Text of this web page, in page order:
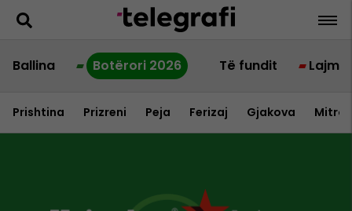
Ballina Botërori 2026 Të fundit Lajme
Prishtina Prizreni Peja Ferizaj Gjakova